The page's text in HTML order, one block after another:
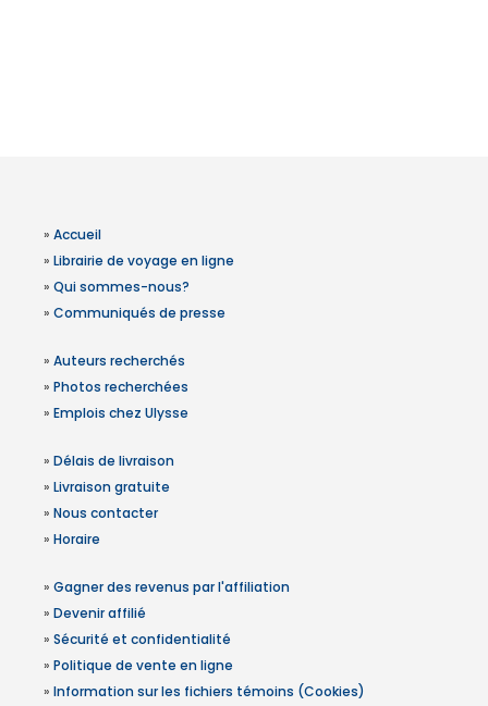
» Accueil
» Librairie de voyage en ligne
» Qui sommes-nous?
» Communiqués de presse
» Auteurs recherchés
» Photos recherchées
» Emplois chez Ulysse
» Délais de livraison
» Livraison gratuite
» Nous contacter
» Horaire
» Gagner des revenus par l'affiliation
» Devenir affilié
» Sécurité et confidentialité
» Politique de vente en ligne
» Information sur les fichiers témoins (Cookies)